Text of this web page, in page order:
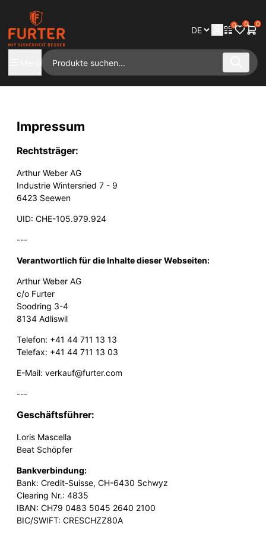
0 0 0
Impressum
Rechtsträger:
Arthur Weber AG
Industrie Wintersried 7 - 9
6423 Seewen
UID: CHE-105.979.924
---
Verantwortlich für die Inhalte dieser Webseiten:
Arthur Weber AG
c/o Furter
Soodring 3-4
8134 Adliswil
Telefon: +41 44 711 13 13
Telefax: +41 44 711 13 03
E-Mail: verkauf@furter.com
---
Geschäftsführer:
Loris Mascella
Beat Schöpfer
Bankverbindung:
Bank: Credit-Suisse, CH-6430 Schwyz
Clearing Nr.: 4835
IBAN: CH79 0483 5045 2640 2100
BIC/SWIFT: CRESCHZZ80A